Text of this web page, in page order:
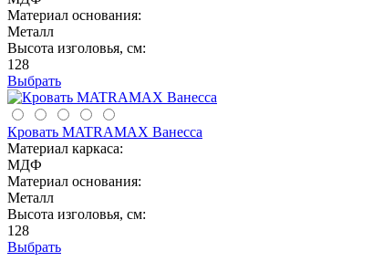
Материал основания:
Металл
Высота изголовья, см:
128
Выбрать
Кровать MATRAMAX Ванесса
Материал каркаса:
МДФ
Материал основания:
Металл
Высота изголовья, см:
128
Выбрать